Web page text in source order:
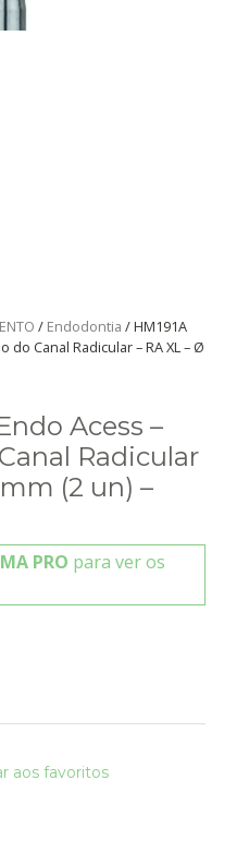
/ Endodontia / HM191A
do Canal Radicular – RA XL – Ø
Acess –
Radicular
(2 un) –
PRO para ver os
aos favoritos